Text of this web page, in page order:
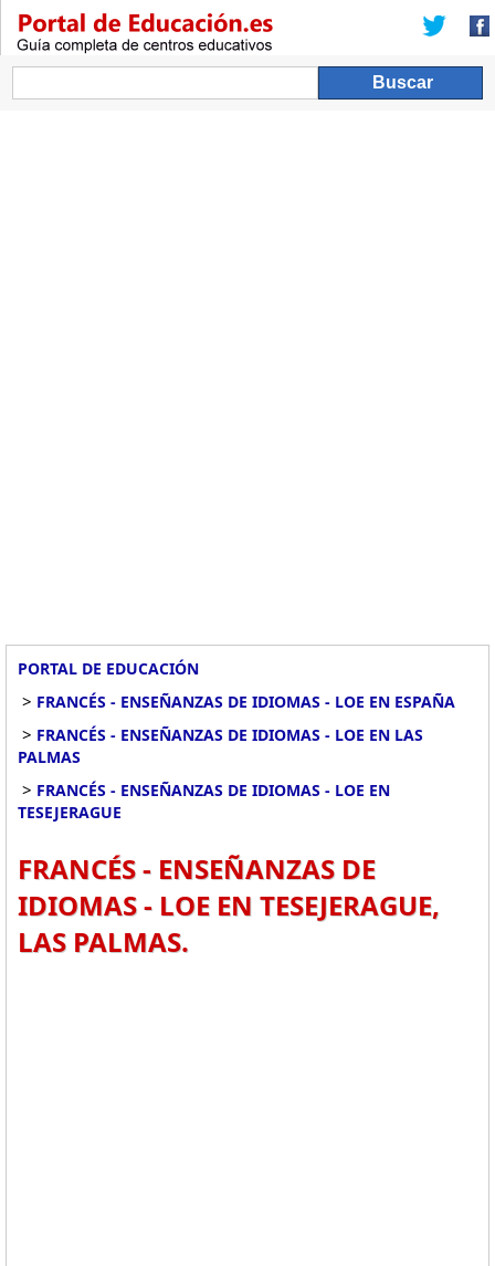
PORTAL DE EDUCACIÓN
> FRANCÉS - ENSEÑANZAS DE IDIOMAS - LOE EN ESPAÑA
> FRANCÉS - ENSEÑANZAS DE IDIOMAS - LOE EN LAS
PALMAS
> FRANCÉS - ENSEÑANZAS DE IDIOMAS - LOE EN
TESEJERAGUE
FRANCÉS - ENSEÑANZAS DE
IDIOMAS - LOE EN TESEJERAGUE,
LAS PALMAS.